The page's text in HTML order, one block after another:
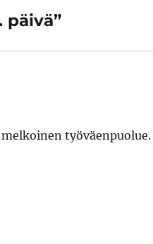
päivä”
työväenpuolue.